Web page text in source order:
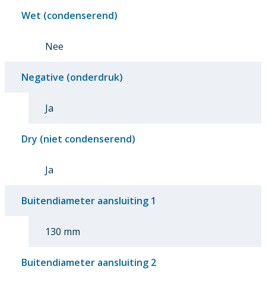
Wet (condenserend)
Nee
Negative (onderdruk)
Ja
Dry (niet condenserend)
Ja
Buitendiameter aansluiting 1
130 mm
Buitendiameter aansluiting 2